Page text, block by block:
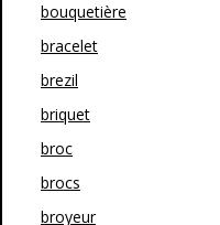
bouquetière
bracelet
brezil
briquet
broc
brocs
broyeur